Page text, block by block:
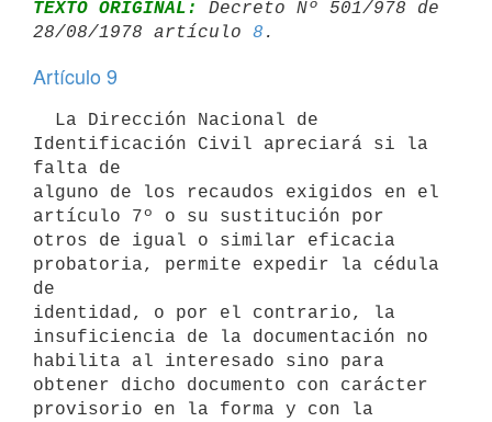
TEXTO ORIGINAL:
Decreto Nº 501/978 de
28/08/1978 artículo 8
Artículo 9
Identificación Civil apreciará si la
falta de
alguno de los recaudos exigidos en el
artículo 7º o su sustitución por
otros de igual o similar eficacia
probatoria, permite expedir la cédula
de
identidad, o por el contrario, la
insuficiencia de la documentación no
habilita al interesado sino para
obtener dicho documento con carácter
provisorio en la forma y con la